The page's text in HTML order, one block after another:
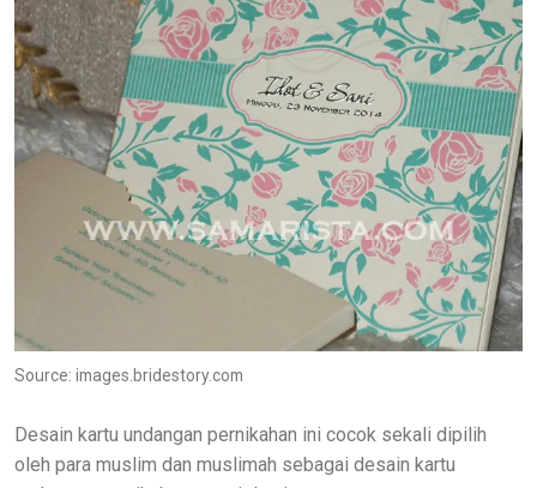
Source: images.bridestory.com
Desain kartu undangan pernikahan ini cocok sekali dipilih
oleh para muslim dan muslimah sebagai desain kartu